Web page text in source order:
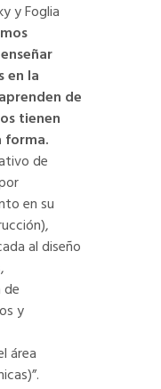
y Foglia
en la
de
tienen
forma.
de
en su
al diseño
y
área